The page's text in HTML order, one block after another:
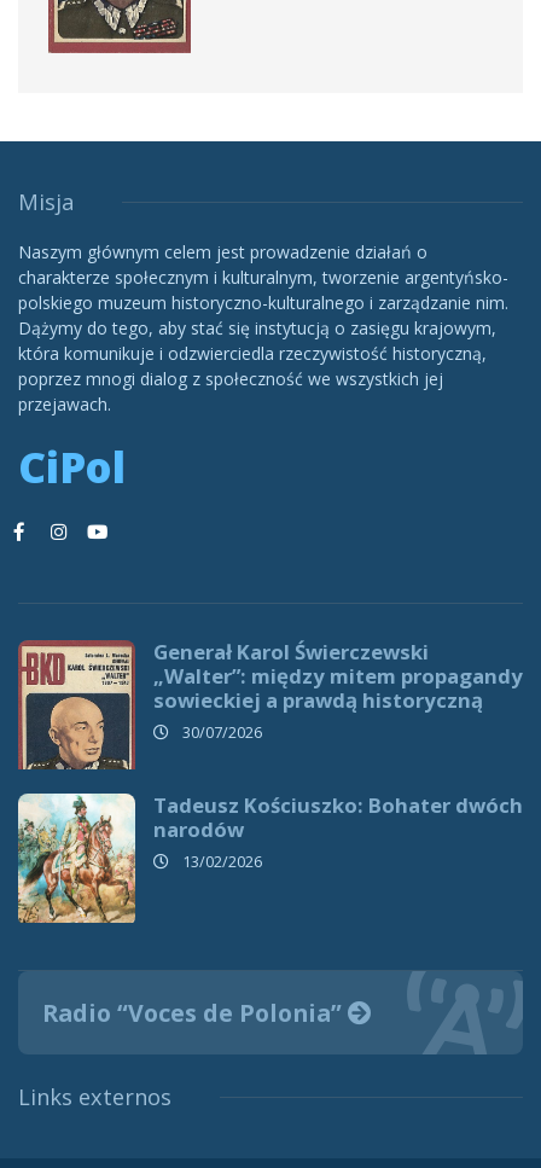
Misja
Naszym głównym celem jest prowadzenie działań o
charakterze społecznym i kulturalnym, tworzenie argentyńsko-
polskiego muzeum historyczno-kulturalnego i zarządzanie nim.
Dążymy do tego, aby stać się instytucją o zasięgu krajowym,
która komunikuje i odzwierciedla rzeczywistość historyczną,
poprzez mnogi dialog z społeczność we wszystkich jej
przejawach.
CiPol
Generał Karol Świerczewski
„Walter”: między mitem propagandy
sowieckiej a prawdą historyczną
30/07/2026
Tadeusz Kościuszko: Bohater dwóch
narodów
13/02/2026
Radio “Voces de Polonia”
Links externos